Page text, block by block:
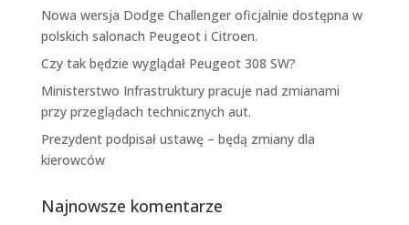
Nowa wersja Dodge Challenger oficjalnie dostępna w
polskich salonach Peugeot i Citroen.
Czy tak będzie wyglądał Peugeot 308 SW?
Ministerstwo Infrastruktury pracuje nad zmianami
przy przeglądach technicznych aut.
Prezydent podpisał ustawę – będą zmiany dla
kierowców
Najnowsze komentarze